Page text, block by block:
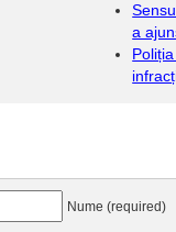
a
Nume (required)